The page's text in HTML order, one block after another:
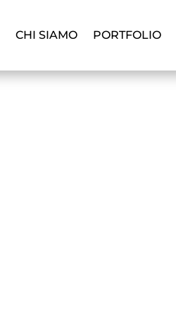
CHI SIAMO PORTFOLIO